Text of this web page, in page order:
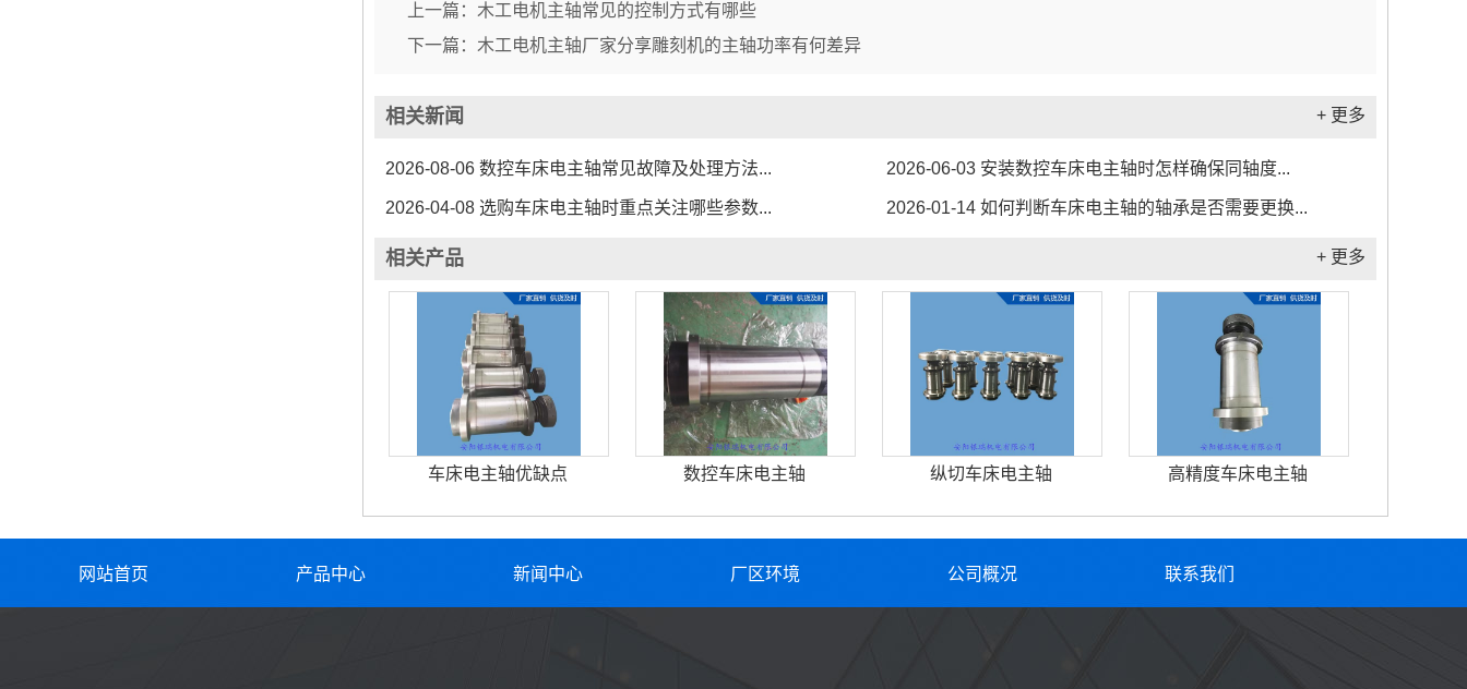
上一篇： 木工电机主轴常见的控制方式有哪些
下一篇： 木工电机主轴厂家分享雕刻机的主轴功率有何差异
相关新闻 + 更多
2026-08-06 数控车床电主轴常见故障及处理方法... 2026-06-03 安装数控车床电主轴时怎样确保同轴度...
2026-04-08 选购车床电主轴时重点关注哪些参数... 2026-01-14 如何判断车床电主轴的轴承是否需要更换...
相关产品 + 更多
车床电主轴优缺点 数控车床电主轴 纵切车床电主轴 高精度车床电主轴
网站首页 产品中心 新闻中心 厂区环境 公司概况 联系我们